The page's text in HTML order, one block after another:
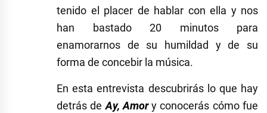
tenido el placer de hablar con ella y nos
han bastado 20 minutos para
enamorarnos de su humildad y de su
forma de concebir la música.
En esta entrevista descubrirás lo que hay
detrás deAy, Amory conocerás cómo fue